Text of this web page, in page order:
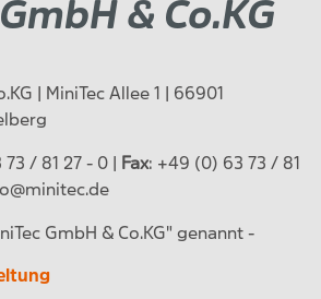
& Co.KG
| MiniTec Allee 1 | 66901
/ 81 27 - 0 | Fax: +49 (0) 63 73 / 81
GmbH & Co.KG" genannt -